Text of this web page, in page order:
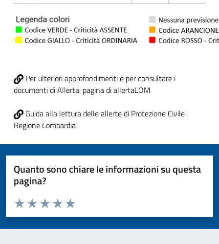
Per ulteriori approfondimenti e per consultare i
documenti di Allerta: pagina di allertaLOM
Guida alla lettura delle allerte di Protezione Civile
Regione Lombardia
Quanto sono chiare le informazioni su questa
pagina?
Valuta da 1 a 5 stelle la pagina
Valuta 5 stelle su 5
Valuta 4 stelle su 5
Valuta 3 stelle su 5
Valuta 2 stelle su 5
Valuta 1 stelle su 5